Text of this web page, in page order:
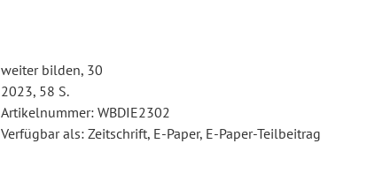
weiter bilden, 30
2023, 58 S.
Artikelnummer: WBDIE2302
Verfügbar als: Zeitschrift, E-Paper, E-Paper-Teilbeitrag